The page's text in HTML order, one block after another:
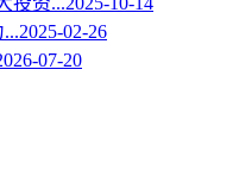
...2025-02-26
07-20